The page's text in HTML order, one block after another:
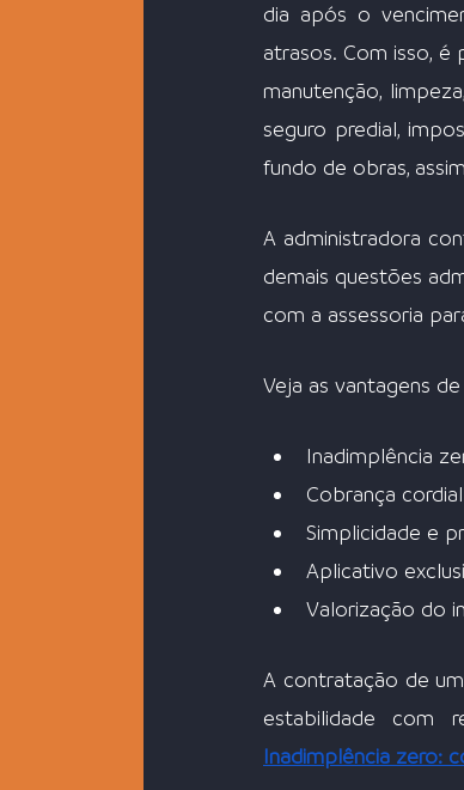
dia após o
atrasos. Com isso,
manutenção,
seguro predial,
fundo de obras,
A administradora
demais questões
com a assessoria
Veja as vantagens
Inadimplência
Cobrança cordial
Simplicidade e
Aplicativo
Valorização do
A contratação de
Inadimplência zero: